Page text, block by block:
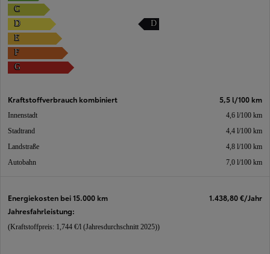
C
D
E
F
G
D
Kraftstoffverbrauch kombiniert 5,5 l/100 km
Innenstadt
4,6 l/100 km
Stadtrand
4,4 l/100 km
Landstraße
4,8 l/100 km
Autobahn
7,0 l/100 km
Energiekosten bei 15.000 km
Jahresfahrleistung:
1.438,80 €/Jahr
(Kraftstoffpreis: 1,744 €/l (Jahresdurchschnitt 2025))